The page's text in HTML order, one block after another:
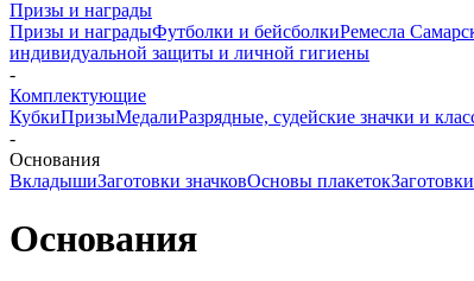
Призы и награды
Призы и наградыФутболки и бейсболкиРемесла
индивидуальной защиты и личной гигиены
-
Комплектующие
КубкиПризыМедалиРазрядные, судейские значки и
-
Основания
ВкладышиЗаготовки значковОсновы плакеток
Основания